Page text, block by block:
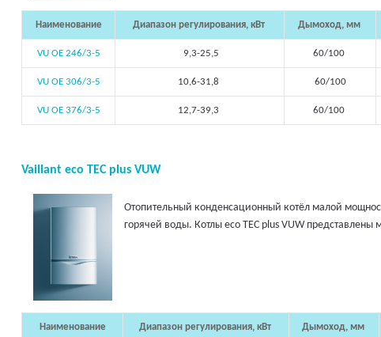
Наименование Диапазон регулирования, кВт Дымоход, мм
VU OE 246/3-5 9,3-25,5 60/100
VU OE 306/3-5 10,6-31,8 60/100
VU OE 376/3-5 12,7-39,3 60/100
Vaillant eco TEC plus VUW
Отопительный конденсационный котёл малой
горячей воды. Котлы eco TEC plus VUW представлены
Наименование Диапазон регулирования, кВт Дымоход, мм